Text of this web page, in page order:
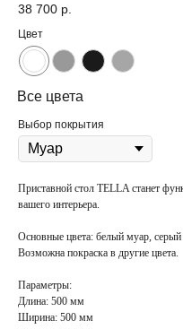
38 700 р.
Цвет
Все цвета
Выбор покрытия
Приставной стол TELLA станет
вашего интерьера.
Основные цвета: белый муар,
Возможна покраска в другие цвета.
Параметры:
Длина: 500 мм
Ширина: 500 мм